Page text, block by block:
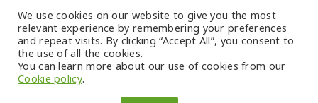
บทความ
We use cookies on our website to give you the most
relevant experience by remembering your preferences
and repeat visits. By clicking “Accept All”, you consent to
the use of all the cookies.
You can learn more about our use of cookies from our
Cookie policy.